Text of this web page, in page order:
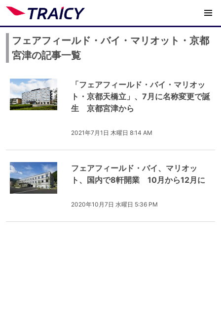
フェアフィールド・バイ・マリオット・京都
宮津の記事一覧
「フェアフィールド・バイ・マリオッ
ト・京都天橋立」、7月に名称変更で誕
生 京都宮津から
2021年7月1日 木曜日 8:14 AM
フェアフィールド・バイ、マリオッ
ト、国内で8軒開業 10月から12月に
2020年10月7日 水曜日 5:36 PM